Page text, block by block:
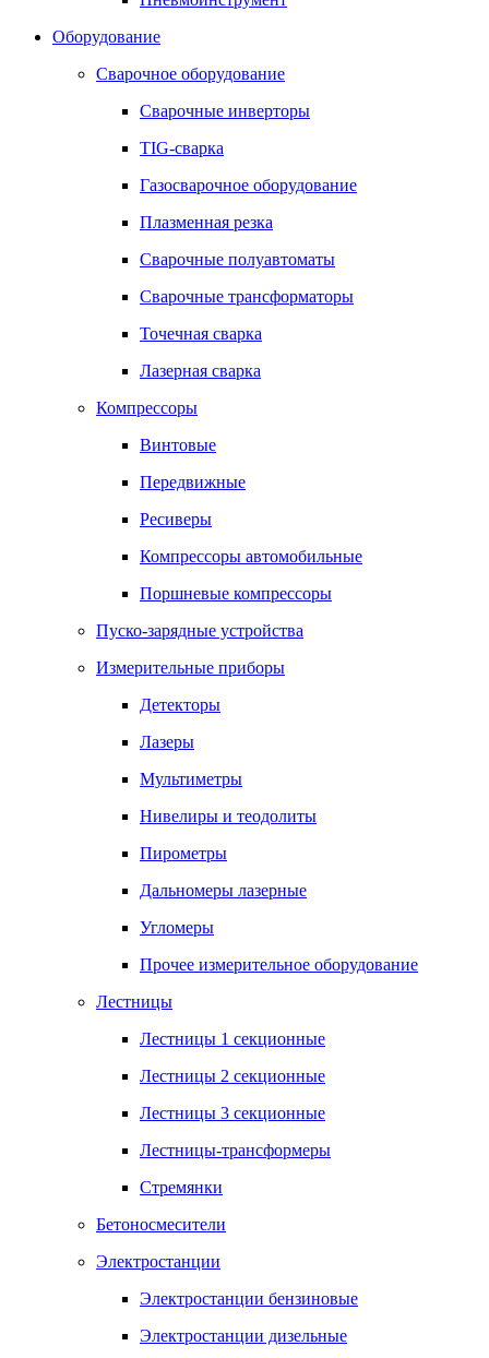
Оборудование
Сварочное оборудование
Сварочные инверторы
TIG-сварка
Газосварочное оборудование
Плазменная резка
Сварочные полуавтоматы
Сварочные трансформаторы
Точечная сварка
Лазерная сварка
Компрессоры
Винтовые
Передвижные
Ресиверы
Компрессоры автомобильные
Поршневые компрессоры
Пуско-зарядные устройства
Измерительные приборы
Детекторы
Лазеры
Мультиметры
Нивелиры и теодолиты
Пирометры
Дальномеры лазерные
Угломеры
Прочее измерительное оборудование
Лестницы
Лестницы 1 секционные
Лестницы 2 секционные
Лестницы 3 секционные
Лестницы-трансформеры
Стремянки
Бетоносмесители
Электростанции
Электростанции бензиновые
Электростанции дизельные